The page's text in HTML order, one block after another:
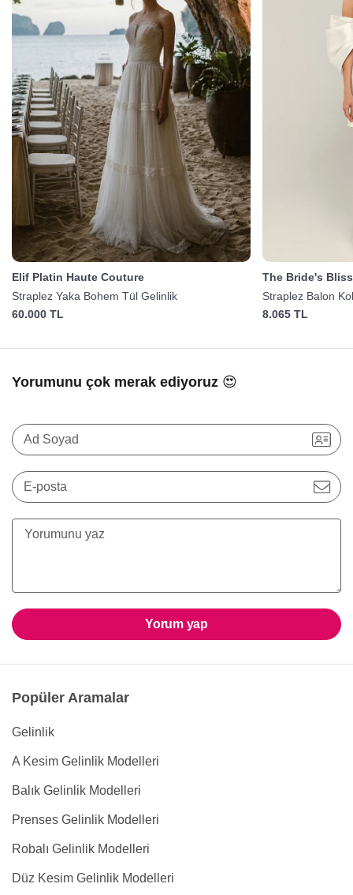
Elif Platin Haute Couture
Straplez Yaka Bohem Tül Gelinlik
60.000 TL
The Bride's Bliss
Straplez Balon
8.065 TL
Yorumunu çok merak ediyoruz 😍
Ad Soyad
E-posta
Yorum yap
Popüler Aramalar
Gelinlik
A Kesim Gelinlik Modelleri
Balık Gelinlik Modelleri
Prenses Gelinlik Modelleri
Robalı Gelinlik Modelleri
Düz Kesim Gelinlik Modelleri